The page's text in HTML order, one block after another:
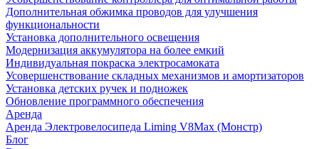
Дополнительная обжимка проводов для улучшения
функциональности
Установка дополнительного освещения
Модернизация аккумулятора на более емкий
Индивидуальная покраска электросамоката
Усовершенствование складных механизмов и амортизаторов
Установка детских ручек и подножек
Обновление программного обеспечения
Аренда
Аренда Электровелосипеда Liming V8Max (Монстр)
Блог